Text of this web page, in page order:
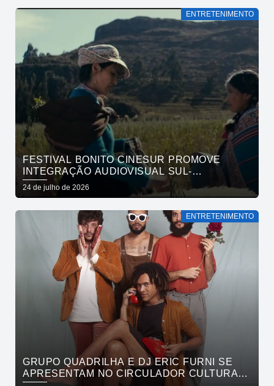
ENTRETENIMENTO
FESTIVAL BONITO CINESUR PROMOVE
INTEGRAÇÃO AUDIOVISUAL SUL-
AMERICANA
24 de julho de 2026
ENTRETENIMENTO
GRUPO QUADRILHA E DJ ERIC FURNI SE
APRESENTAM NO CIRCULADOR CULTURAL